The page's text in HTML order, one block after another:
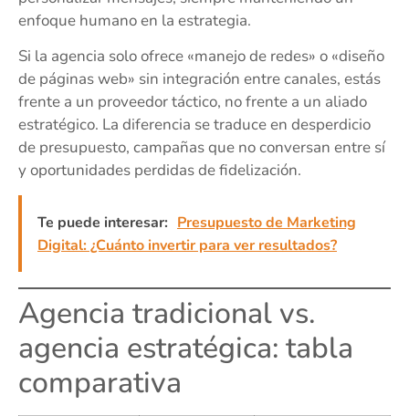
enfoque humano en la estrategia.
Si la agencia solo ofrece «manejo de redes» o «diseño
de páginas web» sin integración entre canales, estás
frente a un proveedor táctico, no frente a un aliado
estratégico. La diferencia se traduce en desperdicio
de presupuesto, campañas que no conversan entre sí
y oportunidades perdidas de fidelización.
Te puede interesar: Presupuesto de Marketing
Digital: ¿Cuánto invertir para ver resultados?
Agencia tradicional vs.
agencia estratégica: tabla
comparativa